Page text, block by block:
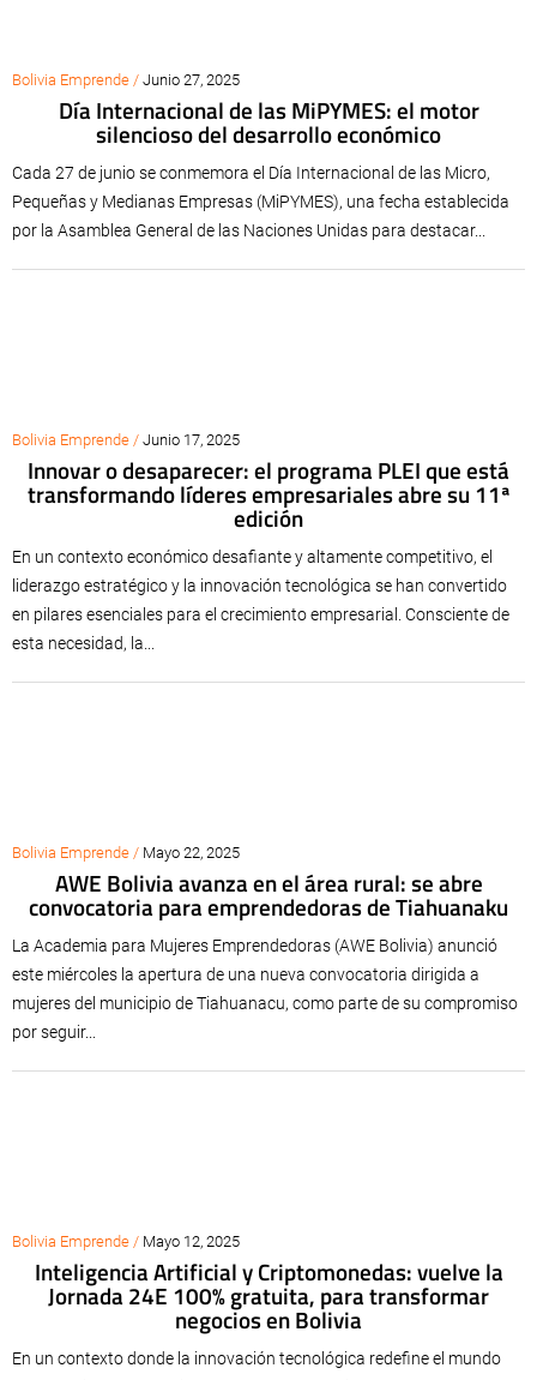
Bolivia Emprende / Junio 27, 2025
Día Internacional de las MiPYMES: el motor
silencioso del desarrollo económico
Cada 27 de junio se conmemora el Día Internacional de las Micro,
Pequeñas y Medianas Empresas (MiPYMES), una fecha establecida
por la Asamblea General de las Naciones Unidas para destacar...
Bolivia Emprende / Junio 17, 2025
Innovar o desaparecer: el programa PLEI que está
transformando líderes empresariales abre su 11ª
edición
En un contexto económico desafiante y altamente competitivo, el
liderazgo estratégico y la innovación tecnológica se han convertido
en pilares esenciales para el crecimiento empresarial. Consciente de
esta necesidad, la...
Bolivia Emprende / Mayo 22, 2025
AWE Bolivia avanza en el área rural: se abre
convocatoria para emprendedoras de Tiahuanaku
La Academia para Mujeres Emprendedoras (AWE Bolivia) anunció
este miércoles la apertura de una nueva convocatoria dirigida a
mujeres del municipio de Tiahuanacu, como parte de su compromiso
por seguir...
Bolivia Emprende / Mayo 12, 2025
Inteligencia Artificial y Criptomonedas: vuelve la
Jornada 24E 100% gratuita, para transformar
negocios en Bolivia
En un contexto donde la innovación tecnológica redefine el mundo